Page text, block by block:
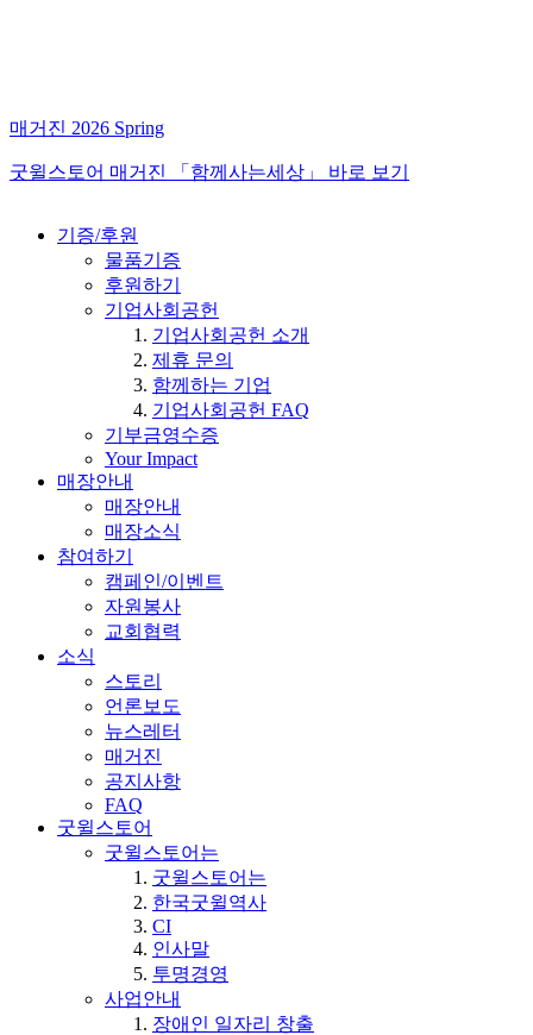
매거진 2026 Spring
굿윌스토어 매거진 「함께사는세상」 바로 보기
기증/후원
물품기증
후원하기
기업사회공헌
기업사회공헌 소개
제휴 문의
함께하는 기업
기업사회공헌 FAQ
기부금영수증
Your Impact
매장안내
매장안내
매장소식
참여하기
캠페인/이벤트
자원봉사
교회협력
소식
스토리
언론보도
뉴스레터
매거진
공지사항
FAQ
굿윌스토어
굿윌스토어는
굿윌스토어는
한국굿윌역사
CI
인사말
투명경영
사업안내
장애인 일자리 창출